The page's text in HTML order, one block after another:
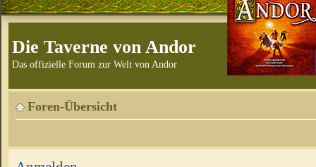
Die Taverne von Andor
Das offizielle Forum zur Welt von Andor
Foren-Übersicht